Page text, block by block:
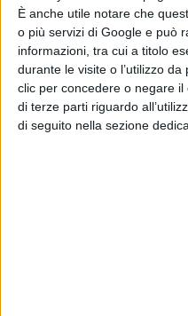
È anche utile notare che
o più servizi di Google e può
informazioni, tra cui a titolo
durante le visite o l’utilizzo
clic per concedere o negare
di terze parti riguardo
di seguito nella sezione
di Emanuela